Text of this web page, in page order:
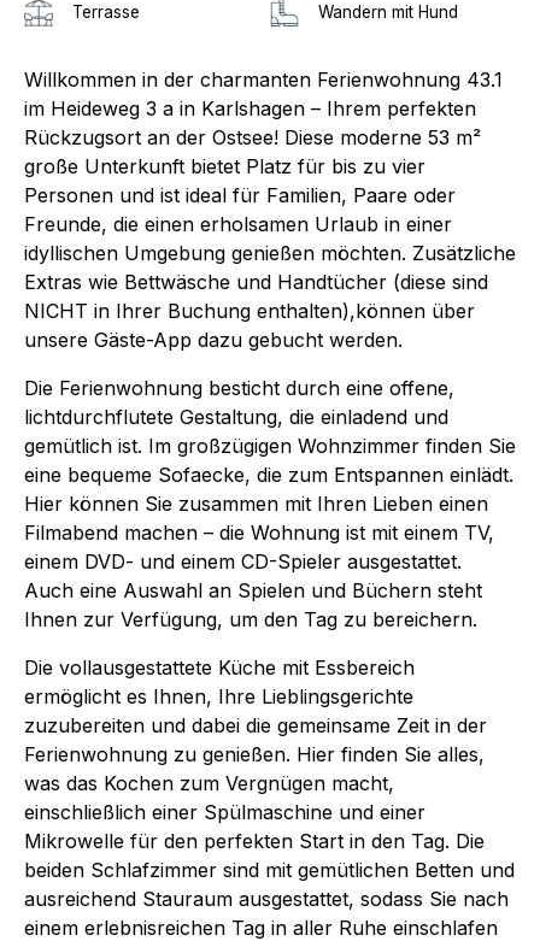
Terrasse Wandern mit Hund
Willkommen in der charmanten Ferienwohnung 43.1
im Heideweg 3 a in Karlshagen – Ihrem perfekten
Rückzugsort an der Ostsee! Diese moderne 53 m²
große Unterkunft bietet Platz für bis zu vier
Personen und ist ideal für Familien, Paare oder
Freunde, die einen erholsamen Urlaub in einer
idyllischen Umgebung genießen möchten. Zusätzliche
Extras wie Bettwäsche und Handtücher (diese sind
NICHT in Ihrer Buchung enthalten),können über
unsere Gäste-App dazu gebucht werden.
Die Ferienwohnung besticht durch eine offene,
lichtdurchflutete Gestaltung, die einladend und
gemütlich ist. Im großzügigen Wohnzimmer finden Sie
eine bequeme Sofaecke, die zum Entspannen einlädt.
Hier können Sie zusammen mit Ihren Lieben einen
Filmabend machen – die Wohnung ist mit einem TV,
einem DVD- und einem CD-Spieler ausgestattet.
Auch eine Auswahl an Spielen und Büchern steht
Ihnen zur Verfügung, um den Tag zu bereichern.
Die vollausgestattete Küche mit Essbereich
ermöglicht es Ihnen, Ihre Lieblingsgerichte
zuzubereiten und dabei die gemeinsame Zeit in der
Ferienwohnung zu genießen. Hier finden Sie alles,
was das Kochen zum Vergnügen macht,
einschließlich einer Spülmaschine und einer
Mikrowelle für den perfekten Start in den Tag. Die
beiden Schlafzimmer sind mit gemütlichen Betten und
ausreichend Stauraum ausgestattet, sodass Sie nach
einem erlebnisreichen Tag in aller Ruhe einschlafen